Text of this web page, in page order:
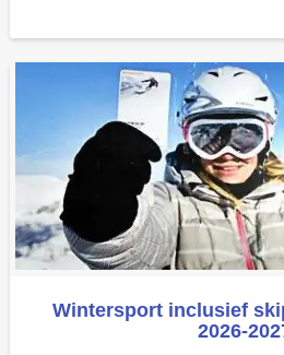
Wintersport inclusief
2026-